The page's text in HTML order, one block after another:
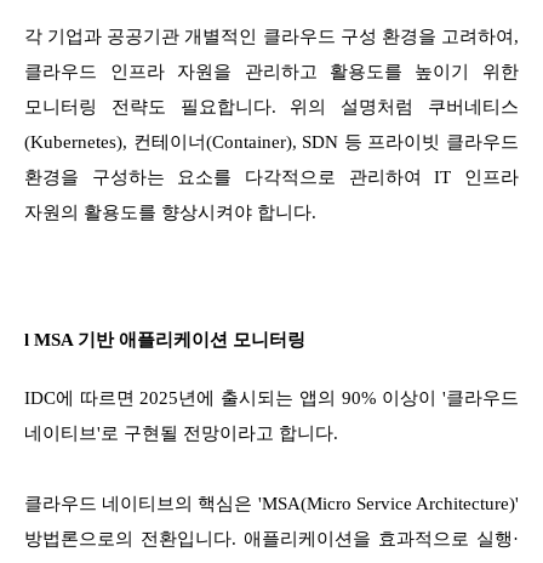
각 기업과 공공기관 개별적인 클라우드 구성 환경을 고려하여,
클라우드 인프라 자원을 관리하고 활용도를 높이기 위한
모니터링 전략도 필요합니다. 위의 설명처럼 쿠버네티스
(Kubernetes), 컨테이너(Container), SDN 등 프라이빗 클라우드
환경을 구성하는 요소를 다각적으로 관리하여 IT 인프라
자원의 활용도를 향상시켜야 합니다.
l MSA 기반 애플리케이션 모니터링
IDC에 따르면 2025년에 출시되는 앱의 90% 이상이 '클라우드
네이티브'로 구현될 전망이라고 합니다.
클라우드 네이티브의 핵심은 'MSA(Micro Service Architecture)'
방법론으로의 전환입니다. 애플리케이션을 효과적으로 실행·